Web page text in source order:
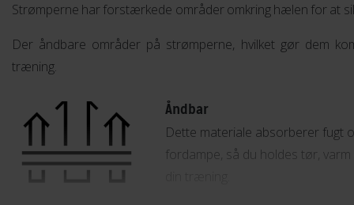
Strømperne har forstærkede områder omkring hælen for at
Der åndbare områder på strømperne, hvilket gør dem
træning.
Åndbar
Dette materiale absorberer fugt
fordampe, så du holdes tør,